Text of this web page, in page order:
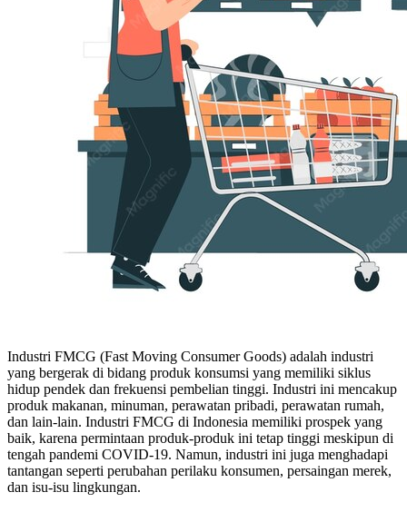
Industri FMCG (Fast Moving Consumer Goods) adalah industri
yang bergerak di bidang produk konsumsi yang memiliki siklus
hidup pendek dan frekuensi pembelian tinggi. Industri ini mencakup
produk makanan, minuman, perawatan pribadi, perawatan rumah,
dan lain-lain. Industri FMCG di Indonesia memiliki prospek yang
baik, karena permintaan produk-produk ini tetap tinggi meskipun di
tengah pandemi COVID-19. Namun, industri ini juga menghadapi
tantangan seperti perubahan perilaku konsumen, persaingan merek,
dan isu-isu lingkungan.